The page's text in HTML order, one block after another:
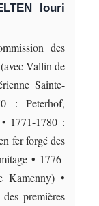
Iouri
des
Vallin de
Sainte-
: Peterhof,
1771-1780 :
fer forgé des
• 1776-
Kamenny) •
premières